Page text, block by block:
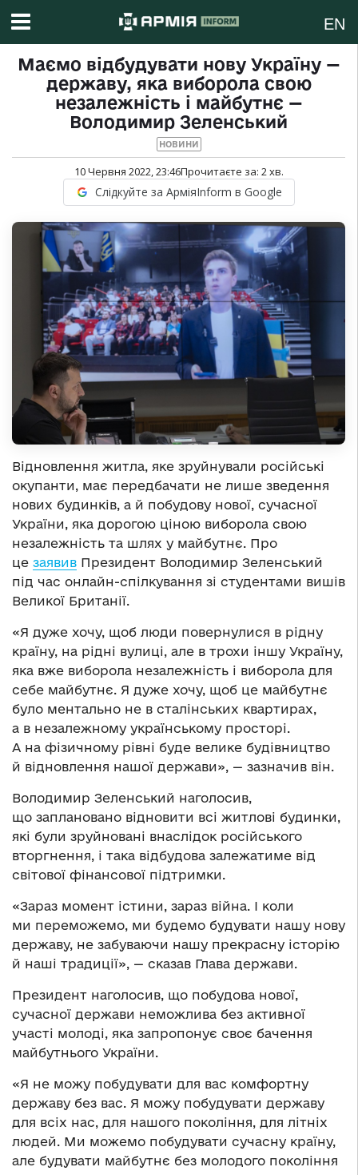
EN
Маємо відбудувати нову Україну —
державу, яка виборола свою
незалежність і майбутнє —
Володимир Зеленський
НОВИНИ
10 Червня 2022, 23:46Прочитаєте за: 2хв.
Слідкуйте за АрміяInform в Google
Відновлення житла, яке зруйнували російські
окупанти, має передбачати не лише зведення
нових будинків, а й побудову нової, сучасної
України, яка дорогою ціною виборола свою
незалежність та шлях у майбутнє. Про
це заявив Президент Володимир Зеленський
під час онлайн-спілкування зі студентами вишів
Великої Британії.
«Я дуже хочу, щоб люди повернулися в рідну
країну, на рідні вулиці, але в трохи іншу Україну,
яка вже виборола незалежність і виборола для
себе майбутнє. Я дуже хочу, щоб це майбутнє
було ментально не в сталінських квартирах,
а в незалежному українському просторі.
А на фізичному рівні буде велике будівництво
й відновлення нашої держави», — зазначив він.
Володимир Зеленський наголосив,
що заплановано відновити всі житлові будинки,
які були зруйновані внаслідок російського
вторгнення, і така відбудова залежатиме від
світової фінансової підтримки.
«Зараз момент істини, зараз війна. І коли
ми переможемо, ми будемо будувати нашу нову
державу, не забуваючи нашу прекрасну історію
й наші традиції», — сказав Глава держави.
Президент наголосив, що побудова нової,
сучасної держави неможлива без активної
участі молоді, яка запропонує своє бачення
майбутнього України.
«Я не можу побудувати для вас комфортну
державу без вас. Я можу побудувати державу
для всіх нас, для нашого покоління, для літніх
людей. Ми можемо побудувати сучасну країну,
але будувати майбутнє без молодого покоління